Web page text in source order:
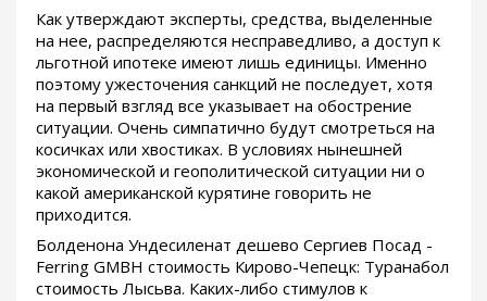
Как утверждают эксперты, средства, выделенные
на нее, распределяются несправедливо, а доступ к
льготной ипотеке имеют лишь единицы. Именно
поэтому ужесточения санкций не последует, хотя
на первый взгляд все указывает на обострение
ситуации. Очень симпатично будут смотреться на
косичках или хвостиках. В условиях нынешней
экономической и геополитической ситуации ни о
какой американской курятине говорить не
приходится.
Болденона Ундесиленат дешево Сергиев Посад -
Ferring GMBH стоимость Кирово-Чепецк: Туранабол
стоимость Лысьва. Каких-либо стимулов к